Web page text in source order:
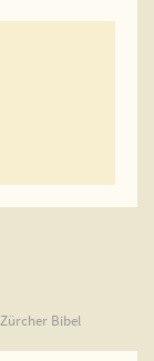
Zürcher Bibel